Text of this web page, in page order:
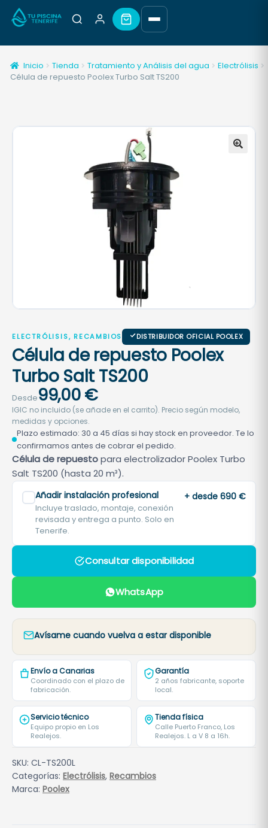
Inicio Tienda Tratamiento y Análisis del agua
Electrólisis
Célula de repuesto Poolex Turbo Salt TS200
ELECTRÓLISIS, RECAMBIOS DISTRIBUIDOR OFICIAL POOLEX
Célula de repuesto Poolex
Turbo Salt TS200
Desde99,00€
IGIC no incluido (se añade en el carrito). Precio según modelo,
medidas y opciones.
Plazo estimado: 30 a 45 días si hay stock en proveedor. Te lo
confirmamos antes de cobrar el pedido.
Célula de repuestopara electrolizador Poolex Turbo
Salt TS200 (hasta 20 m³).
Añadir instalación profesional
Incluye traslado, montaje, conexión
revisada y entrega a punto. Solo en
Tenerife.
+ desde 690 €
Consultar disponibilidad
WhatsApp
Avísame cuando vuelva a estar disponible
Envío a Canarias
Coordinado con el plazo de
fabricación.
Garantía
2 años fabricante, soporte
local.
Servicio técnico
Equipo propio en Los
Realejos.
Tienda física
Calle Puerto Franco, Los
Realejos. L a V 8 a 16h.
SKU: CL-TS200L
Categorías: Electrólisis, Recambios
Marca: Poolex